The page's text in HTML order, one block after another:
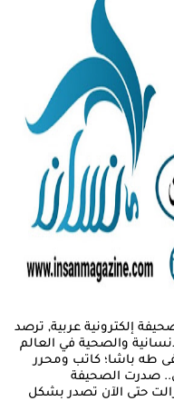
صحيفة إنسان في عام 2018 كصحيفة إلكترونية عربية, ترصد
والصحية في العالم
طه باشا؛ كاتب ومحرر
صدرت الصحيفة
ب 18 صفحة, ومازالت حتى الآن تصدر بشكل